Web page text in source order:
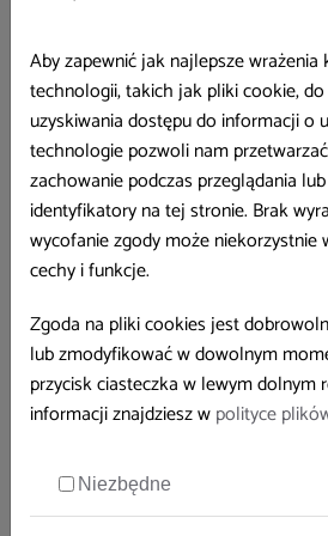
Osobowość typu C, zwana często
raka, charakteryzuje się tłumieniem
Aby zapewnić jak najlepsze wrażenia
technologii, takich jak pliki cookie,
uzyskiwania dostępu do informacji o
technologie pozwoli nam
zachowanie podczas przeglądania
identyfikatory na tej stronie. Brak
wycofanie zgody może niekorzystnie
cechy i funkcje.
Zgoda na pliki cookies jest
lub zmodyfikować w dowolnym
przycisk ciasteczka w lewym dolnym
informacji znajdziesz wpolityce
Niezbędne